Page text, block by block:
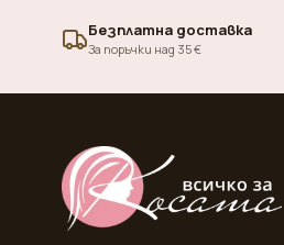
Безплатна доставка
За поръчки над 35 €